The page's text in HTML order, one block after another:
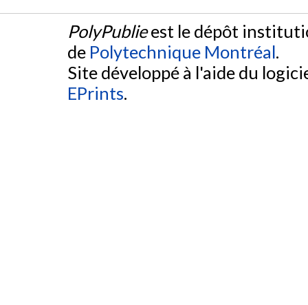
PolyPublieest le dépôt
de Polytechnique Montréal.
Site développé à l'aide du
EPrints.